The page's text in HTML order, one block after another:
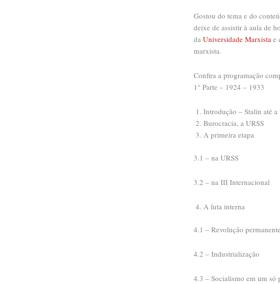
Gostou do tema e do
deixe de assistir à aula de
da Universidade Marxista e
marxista.
Confira a programação
1° Parte – 1924 – 1933
Introdução – Stalin até
Burocracia, a URSS
A primeira etapa
3.1 – na URSS
3.2 – na III Internacional
A luta interna
4.1 – Revolução permanente
4.2 – Industrialização
4.3 – Socialismo em um só